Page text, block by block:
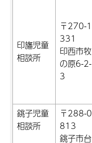
印旛児童
相談所
〒270-1
331
印西市牧
の原6-2-
3
銚子児童
相談所
〒288-0
813
銚子市台